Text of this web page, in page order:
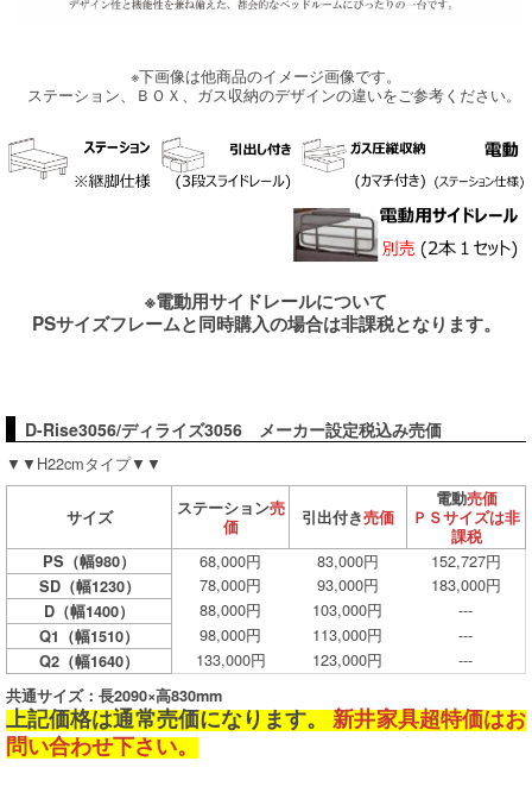
※下画像は他商品のイメージ画像です。
ステーション、ＢＯＸ、ガス収納のデザインの違いをご参考ください。
※電動用サイドレールについて
PSサイズフレームと同時購入の場合は非課税となります。
D-Rise3056/ディライズ3056 メーカー設定税込み売価
▼▼H22cmタイプ▼▼
サイズ ステーション売
価
引出付き売価
電動売価
ＰＳサイズは非
課税
PS（幅980）
68,000円 83,000円 152,727円
SD（幅1230） 78,000円 93,000円 183,000円
D（幅1400） 88,000円 103,000円 ---
Q1（幅1510） 98,000円 113,000円 ---
Q2（幅1640） 133,000円 123,000円 ---
共通サイズ：長2090×高830mm
上記価格は通常売価になります。新井家具超特価はお
問い合わせ下さい。